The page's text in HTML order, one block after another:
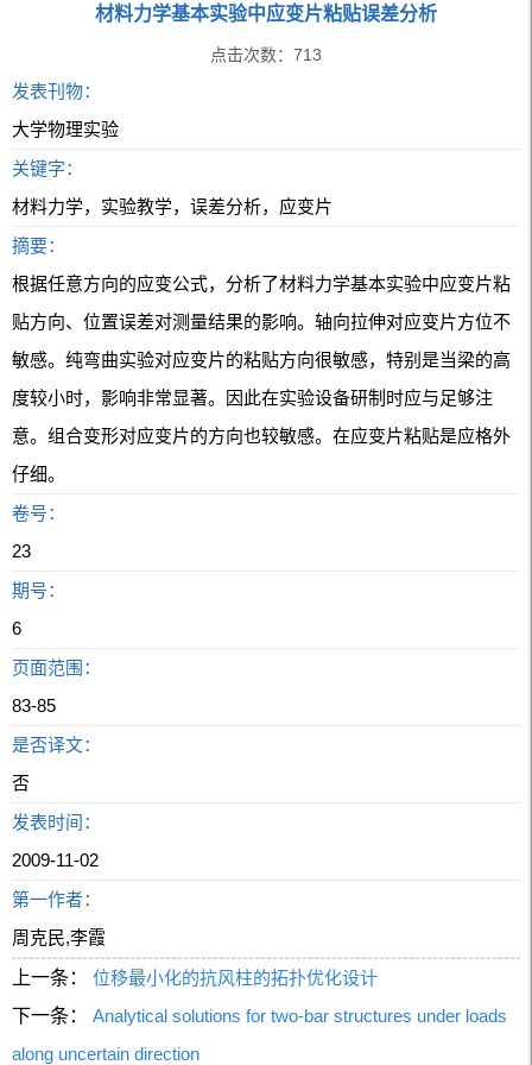
材料力学基本实验中应变片粘贴误差分析
点击次数： 713
发表刊物：
大学物理实验
关键字：
材料力学，实验教学，误差分析，应变片
摘要：
根据任意方向的应变公式，分析了材料力学基本实验中应变片粘
贴方向、位置误差对测量结果的影响。轴向拉伸对应变片方位不
敏感。纯弯曲实验对应变片的粘贴方向很敏感，特别是当梁的高
度较小时，影响非常显著。因此在实验设备研制时应与足够注
意。组合变形对应变片的方向也较敏感。在应变片粘贴是应格外
仔细。
卷号：
23
期号：
6
页面范围：
83-85
是否译文：
否
发表时间：
2009-11-02
第一作者：
周克民,李霞
上一条：
位移最小化的抗风柱的拓扑优化设计
下一条：
Analytical solutions for two-bar structures under loads
along uncertain direction